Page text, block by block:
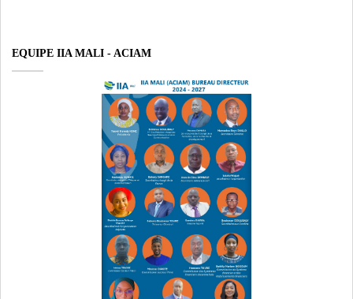
EQUIPE IIA MALI - ACIAM